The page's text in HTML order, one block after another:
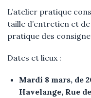
L’atelier pratique
taille d’entretien et
pratique des
Dates et lieux :
Mardi 8 mars, de
Havelange, Rue